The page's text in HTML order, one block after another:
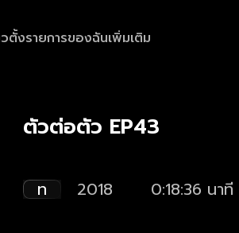
ตั้งรายการของฉันเพิ่มเติม
ตัวต่อตัว EP43
ท 2018 0:18:36 นาที